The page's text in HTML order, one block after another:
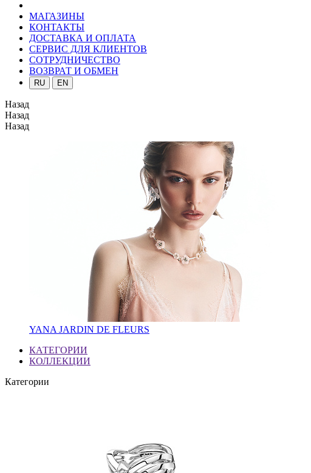
МАГАЗИНЫ
КОНТАКТЫ
ДОСТАВКА И ОПЛАТА
СЕРВИС ДЛЯ КЛИЕНТОВ
СОТРУДНИЧЕСТВО
ВОЗВРАТ И ОБМЕН
RU EN
Назад
Назад
Назад
YANA JARDIN DE FLEURS
КАТЕГОРИИ
КОЛЛЕКЦИИ
Категории